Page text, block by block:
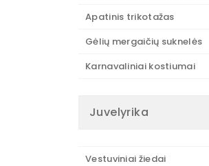
Apatinis trikotažas
Gėlių mergaičių suknelės
Karnavaliniai kostiumai
Juvelyrika
Vestuviniai žiedai